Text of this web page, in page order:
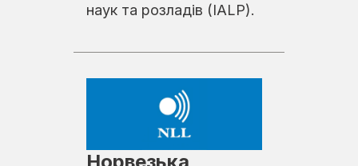
наук та розладів (IALP).